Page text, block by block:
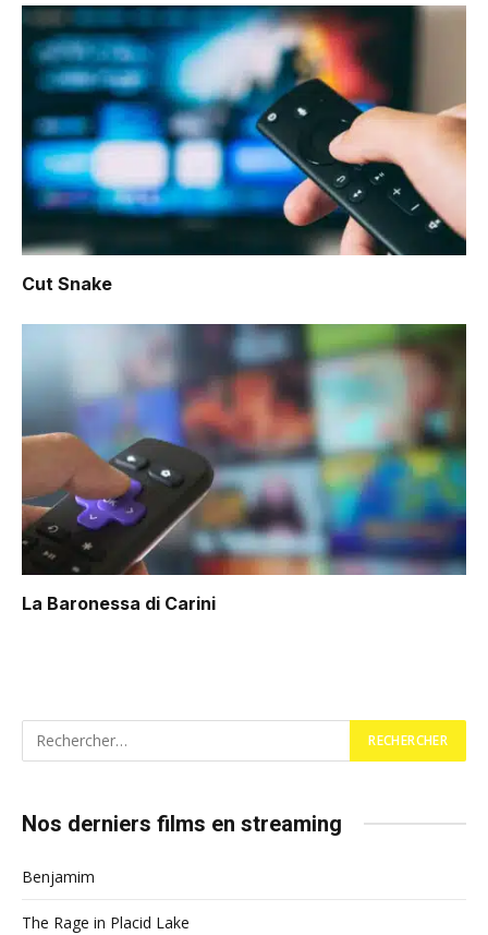
Cut Snake
La Baronessa di Carini
Nos derniers films en streaming
Benjamim
The Rage in Placid Lake